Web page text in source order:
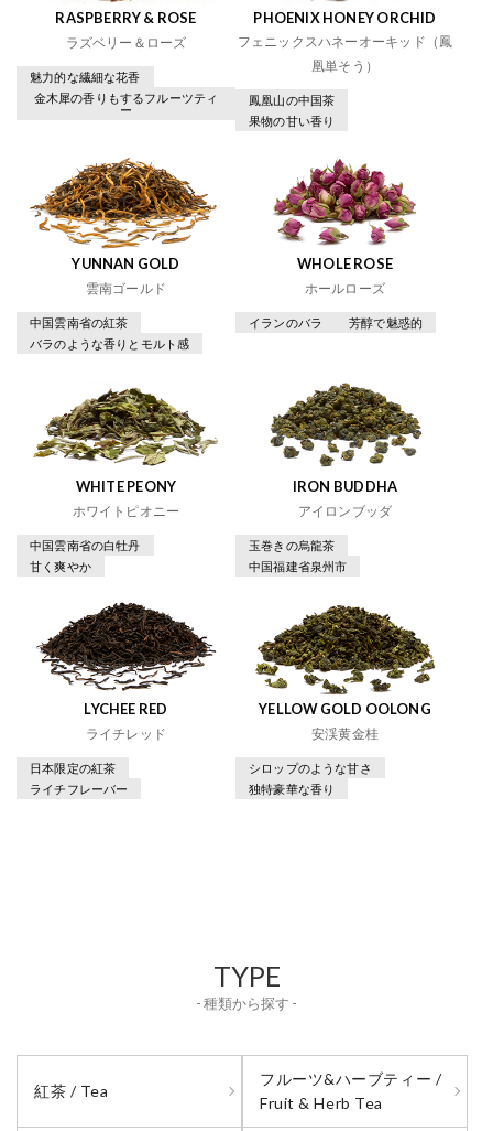
RASPBERRY & ROSE
ラズベリー＆ローズ
魅力的な繊細な花香
金木犀の香りもするフルーツティ
ー
PHOENIX HONEY ORCHID
フェニックスハネーオーキッド（鳳
凰単そう）
鳳凰山の中国茶
果物の甘い香り
YUNNAN GOLD
雲南ゴールド
中国雲南省の紅茶
バラのような香りとモルト感
WHOLE ROSE
ホールローズ
イランのバラ 芳醇で魅惑的
WHITE PEONY
ホワイトピオニー
中国雲南省の白牡丹
甘く爽やか
IRON BUDDHA
アイロンブッダ
玉巻きの烏龍茶
中国福建省泉州市
LYCHEE RED
ライチレッド
日本限定の紅茶
ライチフレーバー
YELLOW GOLD OOLONG
安渓黄金桂
シロップのような甘さ
独特豪華な香り
TYPE
- 種類から探す -
紅茶 / Tea
フルーツ&ハーブティー /
Fruit & Herb Tea